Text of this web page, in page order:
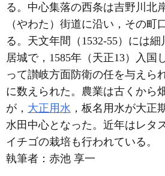
る。中心集落の西条は吉野川北
（やわた）街道に沿い，その町
る。天文年間（1532-55）には
居城で，1585年（天正13）入国
って讃岐方面防衛の任を与えら
に数えられた。農業は古くから
が， 大正用水 ，板名用水が大正
水田中心となった。近年はレタ
イチゴの栽培も行われている。
執筆者： 赤池 享一